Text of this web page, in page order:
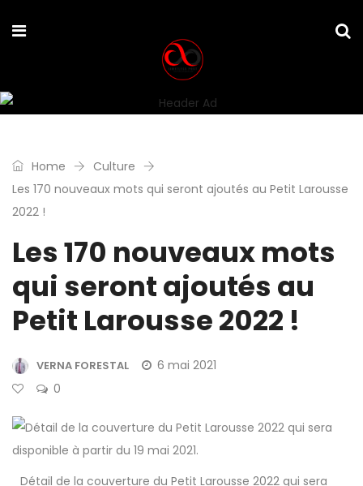
Home
Culture
Les 170 nouveaux mots qui seront ajoutés au Petit Larousse
2022 !
Les 170 nouveaux mots
qui seront ajoutés au
Petit Larousse 2022 !
VERNA FORESTAL
6 mai 2021
0
Détail de la couverture du Petit Larousse 2022 qui sera